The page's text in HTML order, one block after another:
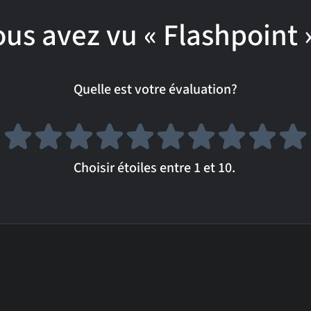
avez vu « Flashpoint
Quelle est votre évaluation?
Choisir étoiles entre 1 et 10.